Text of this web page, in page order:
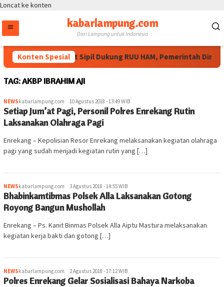
Loncat ke konten
kabarlampung.com
Dari Lampung untuk Indonesia
Konten Spesial
Masyarakat Sipil Dukung RUU HAM, Pemerintah
TAG:AKBP IBRAHIM AJI
NEWSkabarlampung.com 10 Agustus 2018 - 13:49 WIB
Setiap Jum’at Pagi, Personil Polres Enrekang Rutin
Laksanakan Olahraga Pagi
Enrekang – Kepolisian Resor Enrekang melaksanakan kegiatan olahraga
pagi yang sudah menjadi kegiatan rutin yang […]
NEWSkabarlampung.com 3 Agustus 2018 - 14:55 WIB
Bhabinkamtibmas Polsek Alla Laksanakan Gotong
Royong Bangun Mushollah
Enrekang – Ps. Kanit Binmas Polsek Alla Aiptu Mastura melaksanakan
kegiatan kerja bakti dan gotong […]
NEWSkabarlampung.com 2 Agustus 2018 - 17:12 WIB
Polres Enrekang Gelar Sosialisasi Bahaya Narkoba